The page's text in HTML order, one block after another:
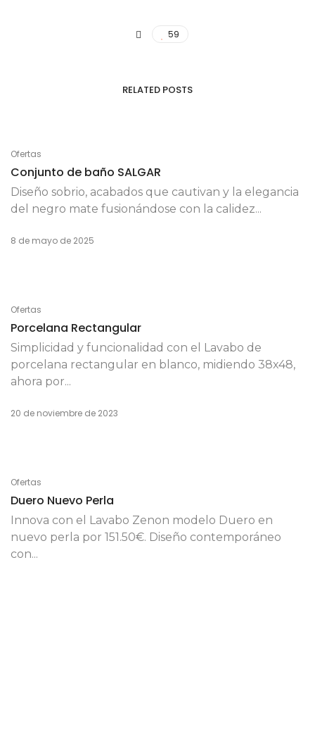
59
RELATED POSTS
Ofertas
Conjunto de baño SALGAR
Diseño sobrio, acabados que cautivan y la elegancia
del negro mate fusionándose con la calidez...
8 de mayo de 2025
Ofertas
Porcelana Rectangular
Simplicidad y funcionalidad con el Lavabo de
porcelana rectangular en blanco, midiendo 38x48,
ahora por...
20 de noviembre de 2023
Ofertas
Duero Nuevo Perla
Innova con el Lavabo Zenon modelo Duero en
nuevo perla por 151.50€. Diseño contemporáneo
con...